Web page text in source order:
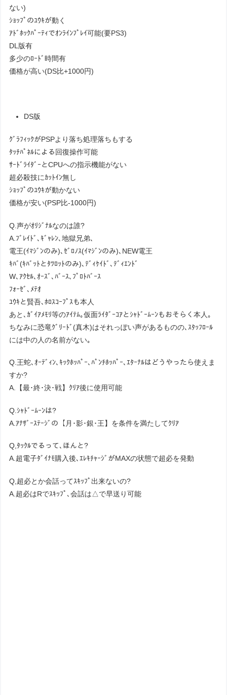
ない)
ｼｮｯﾌﾟのﾕｳｷが動く
ｱﾄﾞﾎｯｸﾊﾟｰﾃｨでｵﾝﾗｲﾝﾌﾟﾚｲ可能(要PS3)
DL版有
多少のﾛｰﾄﾞ時間有
価格が高い(DS比+1000円)
DS版
ｸﾞﾗﾌｨｯｸがPSPより落ち処理落ちもする
ﾀｯﾁﾊﾟﾈﾙによる回復操作可能
ｻｰﾄﾞﾗｲﾀﾞｰとCPUへの指示機能がない
超必殺技にｶｯﾄｲﾝ無し
ｼｮｯﾌﾟのﾕｳｷが動かない
価格が安い(PSP比-1000円)
Q.声がｵﾘｼﾞﾅﾙなのは誰?
A.ﾌﾞﾚｲﾄﾞ､ｷﾞｬﾚﾝ､地獄兄弟､
電王(ｲﾏｼﾞﾝのみ)､ｾﾞﾛﾉｽ(ｲﾏｼﾞﾝのみ)､NEW電王
ｷﾊﾞ(ｷﾊﾞｯﾄとﾀﾂﾛｯﾄのみ)､ﾃﾞｨｹｲﾄﾞ､ﾃﾞｨｴﾝﾄﾞ
W､ｱｸｾﾙ､ｵｰｽﾞ､ﾊﾞｰｽ､ﾌﾟﾛﾄﾊﾞｰｽ
ﾌｫｰｾﾞ､ﾒﾃｵ
ﾕｳｷと賢吾､ﾎﾛｽｺｰﾌﾟｽも本人
あと､ｶﾞｲｱﾒﾓﾘ等のｱｲﾃﾑ｡仮面ﾗｲﾀﾞｰｺｱとｼｬﾄﾞｰﾑｰﾝもおそらく本人｡
ちなみに恐竜ｸﾞﾘｰﾄﾞ(真木)はそれっぽい声があるものの､ｽﾀｯﾌﾛｰﾙ
には中の人の名前がない｡
Q.王蛇､ｵｰﾃﾞｨﾝ､ｷｯｸﾎｯﾊﾟｰ､ﾊﾟﾝﾁﾎｯﾊﾟｰ､ｴﾀｰﾅﾙはどうやったら使えま
すか?
A.【最･終･決･戦】ｸﾘｱ後に使用可能
Q.ｼｬﾄﾞｰﾑｰﾝは?
A.ｱﾅｻﾞｰｽﾃｰｼﾞの【月･影･銀･王】を条件を満たしてｸﾘｱ
Q,ﾀｯｸﾙでるって､ほんと?
A.超電子ﾀﾞｲﾅﾓ購入後､ｴﾚｷﾁｬｰｼﾞがMAXの状態で超必を発動
Q,超必とか会話ってｽｷｯﾌﾟ出来ないの?
A.超必はRでｽｷｯﾌﾟ､会話は△で早送り可能